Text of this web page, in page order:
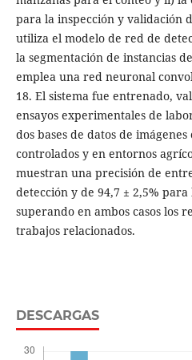
para la inspección y validación
utiliza el modelo de red de
la segmentación de instancias
emplea una red neuronal
18. El sistema fue entrenado,
ensayos experimentales de
dos bases de datos de
controlados y en entornos
muestran una precisión de
detección y de 94,7 ± 2,5% para
superando en ambos casos los
trabajos relacionados.
DESCARGAS